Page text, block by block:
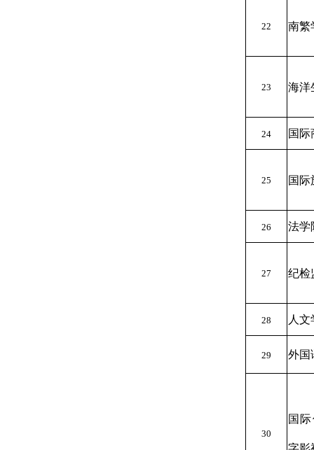
22 南繁
23 海洋
24 国际
25 国际
26 法学
27 纪检
28 人文
29 外国
30
国